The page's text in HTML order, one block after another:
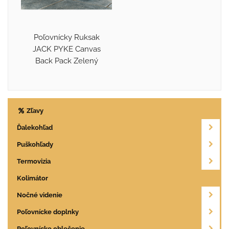
Poľovnícky Ruksak
JACK PYKE Canvas
Back Pack Zelený
Zľavy
Ďalekohľad
Puškohľady
Termovizia
Kolimátor
Nočné videnie
Poľovnícke doplnky